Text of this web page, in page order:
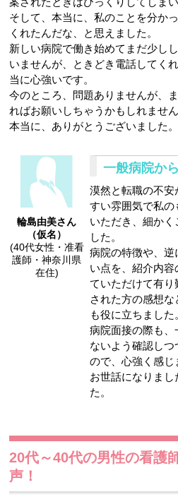
そして、本当に、私のことを分か
くれたんだな、と思えました。
新しい病院で働き始めてまだ少し
いませんが、ときどき電話してく
当に心強いです。
今のところ、問題ありませんが、
ればお願いしちゃうかもしれません
本当に、ありがとうございました。
輪島由美さん
（仮名）
(40代女性・准看
護師・神奈川県
在住)
一般病院か
漠然と転職の不
すい雰囲気で私の
いただき、細かく
した。
病院の特徴や、逆
い点を、紹介内
ていただけて有
された方の感想
も役に立ちました
病院面接の際も
ないよう確認し
ので、心強く感じ
お世話になりま
た。
20代～40代の男性の看護
声！